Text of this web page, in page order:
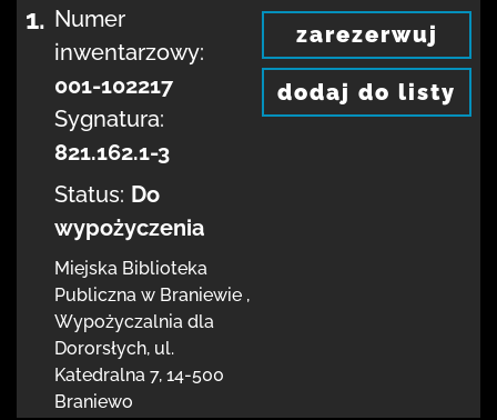
1. Numer
inwentarzowy:
001-102217
Sygnatura:
821.162.1-3
Status: Do
wypożyczenia
Miejska Biblioteka
Publiczna w Braniewie ,
Wypożyczalnia dla
Dororsłych, ul.
Katedralna 7, 14-500
Braniewo
zarezerwuj
dodaj do listy